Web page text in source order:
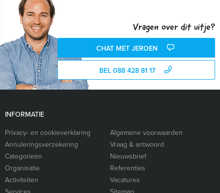
Vragen over dit uitje?
CHAT MET JEROEN
BEL 088 428 81 17
INFORMATIE
Privacy- en cookieverklaring
Algemene voorwaarden
Annuleringsverzekering
Vraag & antwoord
Categorieën
Nieuwsbrief
Organisatie
Referenties
Activiteiten
Vacatures